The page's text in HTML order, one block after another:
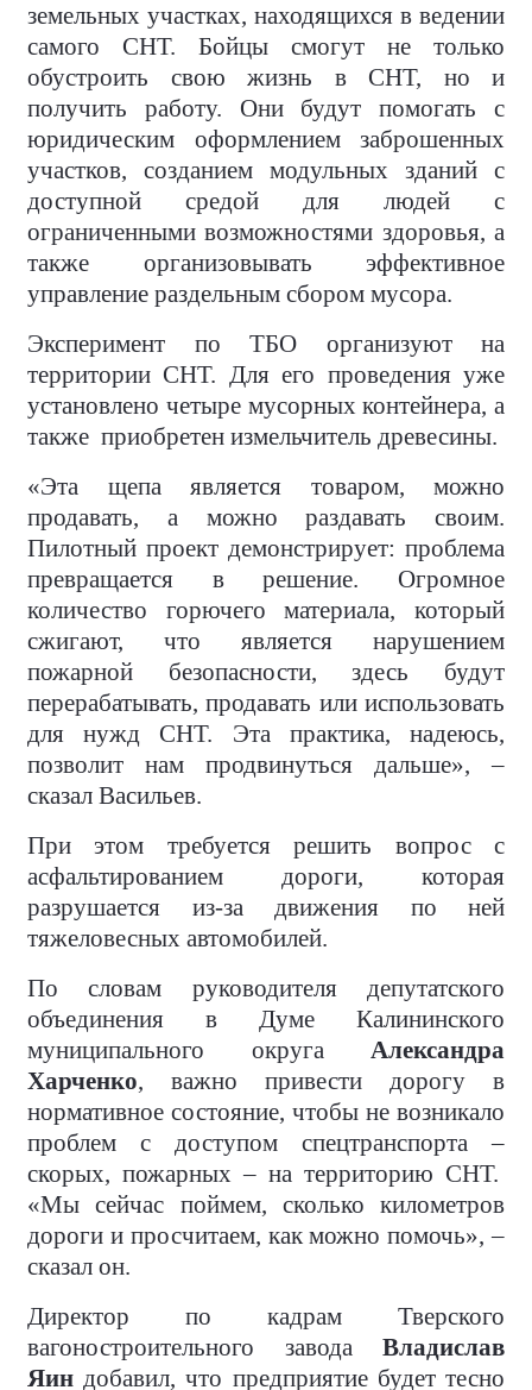
земельных участках, находящихся в ведении
самого СНТ. Бойцы смогут не только
обустроить свою жизнь в СНТ, но и
получить работу. Они будут помогать с
юридическим оформлением заброшенных
участков, созданием модульных зданий с
доступной средой для людей с
ограниченными возможностями здоровья, а
также организовывать эффективное
управление раздельным сбором мусора.
Эксперимент по ТБО организуют на
территории СНТ. Для его проведения уже
установлено четыре мусорных контейнера, а
также приобретен измельчитель древесины.
«Эта щепа является товаром, можно
продавать, а можно раздавать своим.
Пилотный проект демонстрирует: проблема
превращается в решение. Огромное
количество горючего материала, который
сжигают, что является нарушением
пожарной безопасности, здесь будут
перерабатывать, продавать или использовать
для нужд СНТ. Эта практика, надеюсь,
позволит нам продвинуться дальше», –
сказал Васильев.
При этом требуется решить вопрос с
асфальтированием дороги, которая
разрушается из-за движения по ней
тяжеловесных автомобилей.
По словам руководителя депутатского
объединения в Думе Калининского
муниципального округа Александра
Харченко, важно привести дорогу в
нормативное состояние, чтобы не возникало
проблем с доступом спецтранспорта –
скорых, пожарных – на территорию СНТ.
«Мы сейчас поймем, сколько километров
дороги и просчитаем, как можно помочь», –
сказал он.
Директор по кадрам Тверского
вагоностроительного завода Владислав
Яин добавил, что предприятие будет тесно